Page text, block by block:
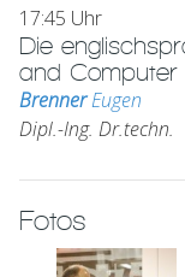
17:45 Uhr
Die
and Computer
BrennerEugen
Dipl.-Ing. Dr.techn.
Fotos